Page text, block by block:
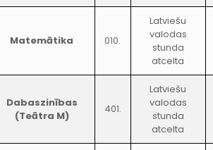
Matemātika 010.
Latviešu
valodas
stunda
atcelta
Dabaszinības
(Teātra M)
401.
Latviešu
valodas
stunda
atcelta